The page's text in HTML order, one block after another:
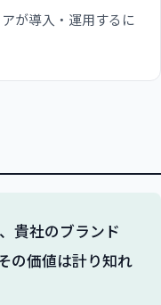
が導入・運用するに
貴社のブランド
の価値は計り知れ